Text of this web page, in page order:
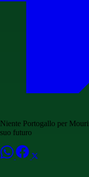
Niente Portogallo per
suo futuro